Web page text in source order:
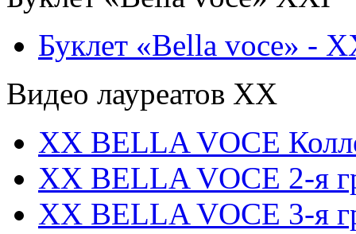
Буклет «Bella voce» -
Видео лауреатов XX
XX BELLA VOCE
XX BELLA VOCE 2-я
XX BELLA VOCE 3-я